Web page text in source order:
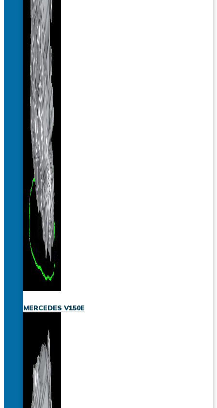
MERCEDES V150E